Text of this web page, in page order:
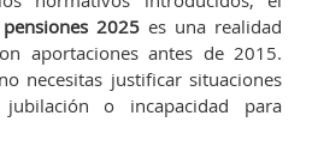
2025es una realidad
aportaciones antes de 2015.
necesitas justificar situaciones
jubilación o incapacidad para